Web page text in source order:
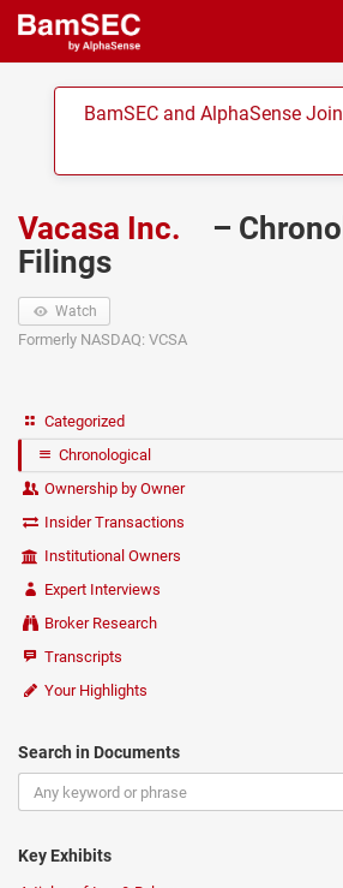
BamSEC and AlphaSense
Vacasa Inc.
–
Filings
Watch
Formerly NASDAQ: VCSA
Categorized
Chronological
Ownership by Owner
Insider Transactions
Institutional Owners
Expert Interviews
Broker Research
Transcripts
Your Highlights
Search in Documents
Key Exhibits